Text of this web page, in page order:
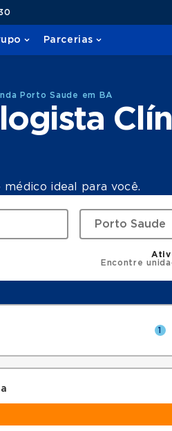
Parcerias
Porto Saude em BA
médico ideal para você.
Encontre
1